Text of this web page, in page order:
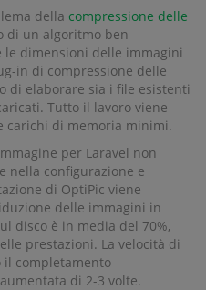
della compressione delle
di un algoritmo ben
dimensioni delle immagini
in di compressione delle
di elaborare sia i file esistenti
Tutto il lavoro viene
carichi di memoria minimi.
per Laravel non
nella configurazione e
di OptiPic viene
delle immagini in
disco è in media del 70%,
prestazioni. La velocità di
il completamento
di 2-3 volte.